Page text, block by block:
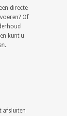
directe
Of
kunt u
afsluiten